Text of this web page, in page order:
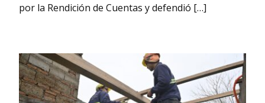
por la Rendición de Cuentas y defendió […]